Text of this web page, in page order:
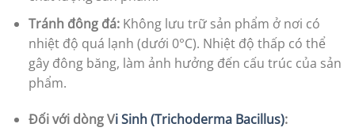
Tránh đông đá:Không lưu trữ sản phẩm ở nơi có
nhiệt độ quá lạnh (dưới 0°C). Nhiệt độ thấp có thể
gây đông băng, làm ảnh hưởng đến cấu trúc của sản
phẩm.
Đối với dòng Vi Sinh (Trichoderma Bacillus):